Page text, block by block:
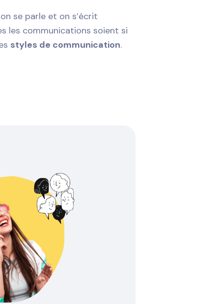
se parle et on s’écrit
les communications soient si
styles de communication.